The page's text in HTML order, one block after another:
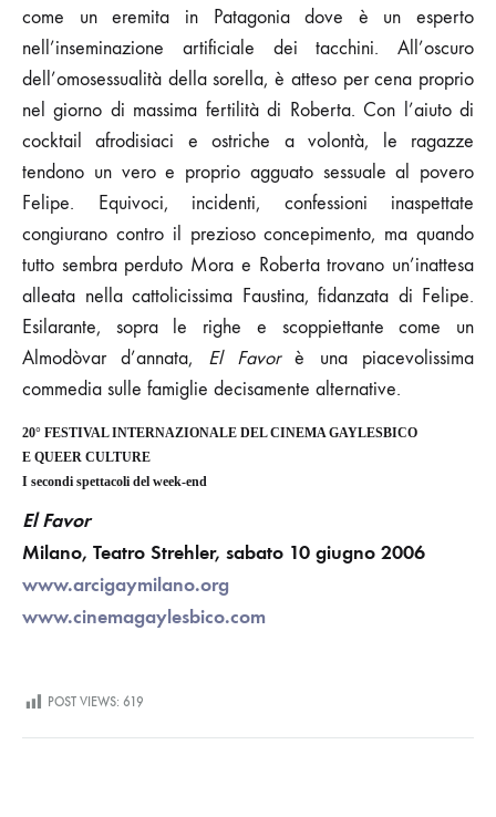
come un eremita in Patagonia dove è un esperto
nell’inseminazione artificiale dei tacchini. All’oscuro
dell’omosessualità della sorella, è atteso per cena proprio
nel giorno di massima fertilità di Roberta. Con l’aiuto di
cocktail afrodisiaci e ostriche a volontà, le ragazze
tendono un vero e proprio agguato sessuale al povero
Felipe. Equivoci, incidenti, confessioni inaspettate
congiurano contro il prezioso concepimento, ma quando
tutto sembra perduto Mora e Roberta trovano un’inattesa
alleata nella cattolicissima Faustina, fidanzata di Felipe.
Esilarante, sopra le righe e scoppiettante come un
Almodòvar d’annata, El Favorè una piacevolissima
commedia sulle famiglie decisamente alternative.
20° FESTIVAL INTERNAZIONALE DEL CINEMA GAYLESBICO
E QUEER CULTURE
I secondi spettacoli del week-end
El Favor
Milano, Teatro Strehler, sabato 10 giugno 2006
www.arcigaymilano.org
www.cinemagaylesbico.com
POST VIEWS: 619